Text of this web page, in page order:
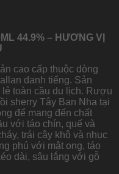
44.9% – HƯƠNG VỊ
cao cấp thuộc dòng
danh tiếng. Sản
toàn cầu du lịch. Rượu
sherry Tây Ban Nha tại
để mang đến chất
với táo chín, quế và
trái cây khô và nhục
phú với mật ong, táo
dài, sâu lắng với gỗ